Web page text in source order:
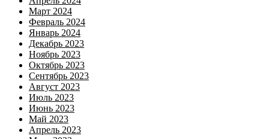
Март 2024
Февраль 2024
Январь 2024
Декабрь 2023
Ноябрь 2023
Октябрь 2023
Сентябрь 2023
Август 2023
Июль 2023
Июнь 2023
Май 2023
Апрель 2023